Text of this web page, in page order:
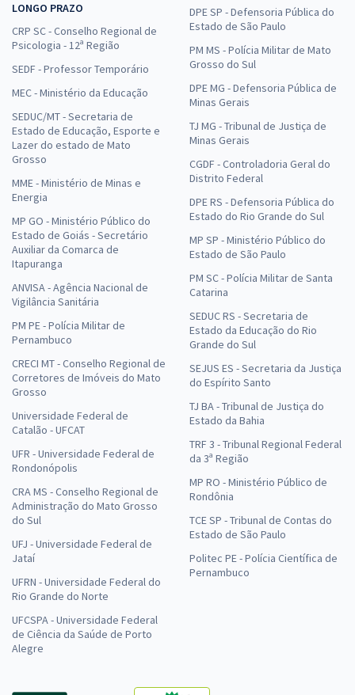
LONGO PRAZO
CRP SC - Conselho Regional de
Psicologia - 12ª Região
SEDF - Professor Temporário
MEC - Ministério da Educação
SEDUC/MT - Secretaria de
Estado de Educação, Esporte e
Lazer do estado de Mato
Grosso
MME - Ministério de Minas e
Energia
MP GO - Ministério Público do
Estado de Goiás - Secretário
Auxiliar da Comarca de
Itapuranga
ANVISA - Agência Nacional de
Vigilância Sanitária
PM PE - Polícia Militar de
Pernambuco
CRECI MT - Conselho Regional de
Corretores de Imóveis do Mato
Grosso
Universidade Federal de
Catalão - UFCAT
UFR - Universidade Federal de
Rondonópolis
CRA MS - Conselho Regional de
Administração do Mato Grosso
do Sul
UFJ - Universidade Federal de
Jataí
UFRN - Universidade Federal do
Rio Grande do Norte
UFCSPA - Universidade Federal
de Ciência da Saúde de Porto
Alegre
DPE SP - Defensoria Pública do
Estado de São Paulo
PM MS - Polícia Militar de Mato
Grosso do Sul
DPE MG - Defensoria Pública de
Minas Gerais
TJ MG - Tribunal de Justiça de
Minas Gerais
CGDF - Controladoria Geral do
Distrito Federal
DPE RS - Defensoria Pública do
Estado do Rio Grande do Sul
MP SP - Ministério Público do
Estado de São Paulo
PM SC - Polícia Militar de Santa
Catarina
SEDUC RS - Secretaria de
Estado da Educação do Rio
Grande do Sul
SEJUS ES - Secretaria da Justiça
do Espírito Santo
TJ BA - Tribunal de Justiça do
Estado da Bahia
TRF 3 - Tribunal Regional Federal
da 3ª Região
MP RO - Ministério Público de
Rondônia
TCE SP - Tribunal de Contas do
Estado de São Paulo
Politec PE - Polícia Científica de
Pernambuco